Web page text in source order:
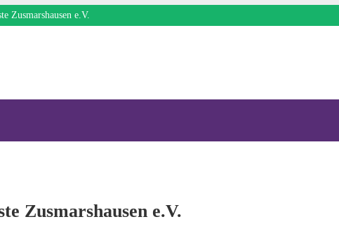
Zusmarshausen e.V.
Zusmarshausen e.V.